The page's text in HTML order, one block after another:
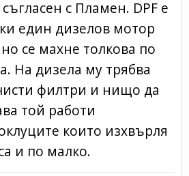
с Пламен. DPF е
един дизелов мотор
се махне толкова по
На дизела му трябва
филтри и нищо да
той работи
които изхвърля
и по малко.